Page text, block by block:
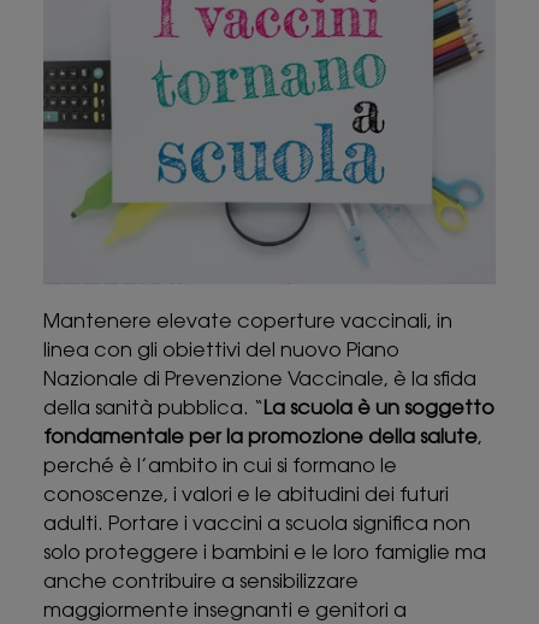
Mantenere elevate coperture vaccinali, in
linea con gli obiettivi del nuovo Piano
Nazionale di Prevenzione Vaccinale, è la sfida
della sanità pubblica. “La scuola è un soggetto
fondamentale per la promozione della salute,
perché è l’ambito in cui si formano le
conoscenze, i valori e le abitudini dei futuri
adulti. Portare i vaccini a scuola significa non
solo proteggere i bambini e le loro famiglie ma
anche contribuire a sensibilizzare
maggiormente insegnanti e genitori a